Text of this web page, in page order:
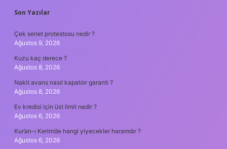
SIDEBAR
Son Yazılar
Çek senet protestosu nedir ?
Ağustos 9, 2026
Kuzu kaç derece ?
Ağustos 8, 2026
Nakit avans nasıl kapatılır garanti ?
Ağustos 8, 2026
Ev kredisi için üst limit nedir ?
Ağustos 6, 2026
Kur’an-ı Kerim’de hangi yiyecekler haramdır ?
Ağustos 6, 2026